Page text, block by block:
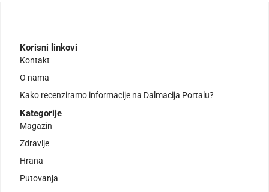
Korisni linkovi
Kontakt
O nama
Kako recenziramo informacije na Dalmacija Portalu?
Kategorije
Magazin
Zdravlje
Hrana
Putovanja